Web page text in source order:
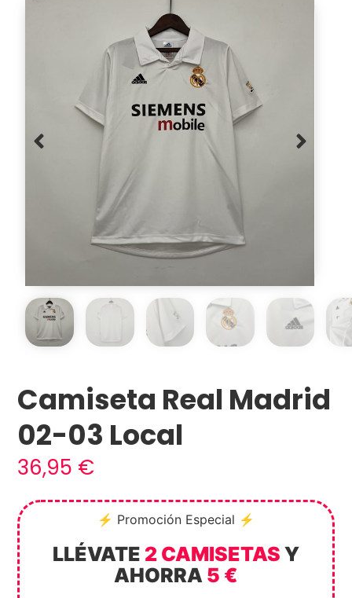
Camiseta Real Madrid
02-03 Local
36,95 €
⚡ Promoción Especial ⚡
LLÉVATE 2 CAMISETAS Y
AHORRA 5 €